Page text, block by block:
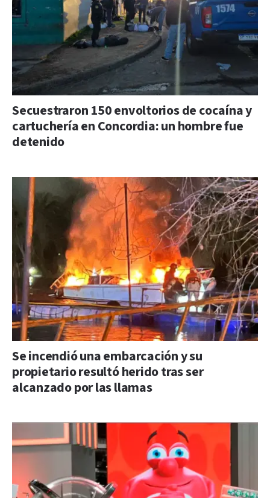
Secuestraron 150 envoltorios de cocaína y
cartuchería en Concordia: un hombre fue
detenido
Se incendió una embarcación y su
propietario resultó herido tras ser
alcanzado por las llamas